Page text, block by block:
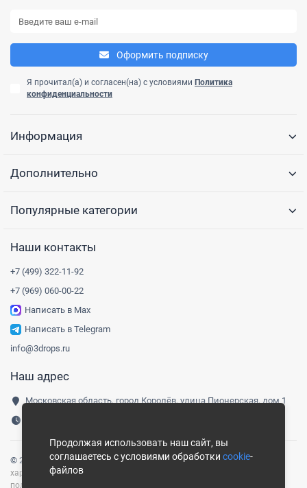
Оформить подписку
Я прочитал(а) и согласен(на) с условиями Политика
конфиденциальности
Информация
Дополнительно
Популярные категории
Наши контакты
+7 (499) 322-11-92
+7 (969) 060-00-22
Написать в Max
Написать в Telegram
info@3drops.ru
Наш адрес
Московская область, город Королёв, улица Пионерская, дом 1
© 2016- 2026 Три капли| Карта сайта Сайт носит информационный
характер и не является публичной офертой, определяемой
положениями ст. 437 ГК РФ.
Продолжая использовать наш сайт, вы
соглашаетесь с условиями обработки cookie-
файлов